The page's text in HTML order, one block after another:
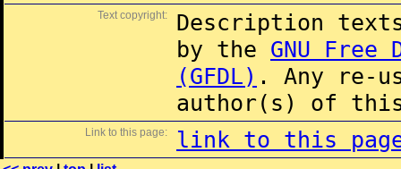
Text copyright:
Description
by the GNU Free
(GFDL) . Any re-
author(s) of this
Link to this page: link to this